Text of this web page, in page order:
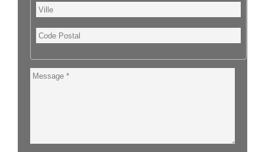
Ville
Code
Postal
Message